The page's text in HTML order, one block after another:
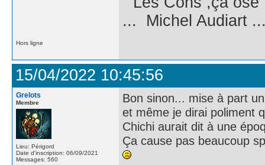
... Michel Audiart
Hors ligne
15/04/2022 10:45:56
Grelots
Membre
Lieu: Périgord
Date d'inscription: 06/09/2021
Messages: 560
Bon sinon... mise à part
et même je dirai poliment
Chichi aurait dit à une
Ça cause pas beaucoup